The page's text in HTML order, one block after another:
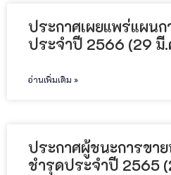
ประกาศเผยแพร่แผน
ประจำปี 2566 (29 มี
อ่านเพิ่มเติม »
ประกาศผู้ชนะการขา
ชำรุดประจำปี 2565